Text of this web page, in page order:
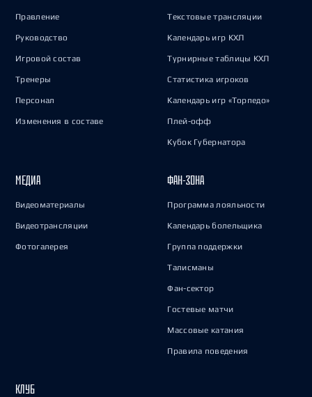
Правление
Руководство
Игровой состав
Тренеры
Персонал
Изменения в составе
Текстовые трансляции
Календарь игр КХЛ
Турнирные таблицы КХЛ
Статистика игроков
Календарь игр «Торпедо»
Плей-офф
Кубок Губернатора
МЕДИА
Видеоматериалы
Видеотрансляции
Фотогалерея
ФАН-ЗОНА
Программа лояльности
Календарь болельщика
Группа поддержки
Талисманы
Фан-сектор
Гостевые матчи
Массовые катания
Правила поведения
КЛУБ